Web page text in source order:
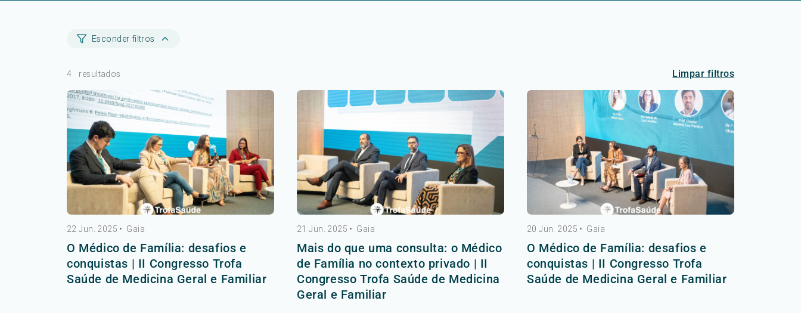
Esconder filtros
4 resultados Limpar filtros
22 Jun. 2025 • Gaia
O Médico de Família: desafios e
conquistas | II Congresso Trofa
Saúde de Medicina Geral e Familiar
21 Jun. 2025 • Gaia
Mais do que uma consulta: o Médico
de Família no contexto privado | II
Congresso Trofa Saúde de Medicina
Geral e Familiar
20 Jun. 2025 • Gaia
O Médico de Família: desafios e
conquistas | II Congresso Trofa
Saúde de Medicina Geral e Familiar